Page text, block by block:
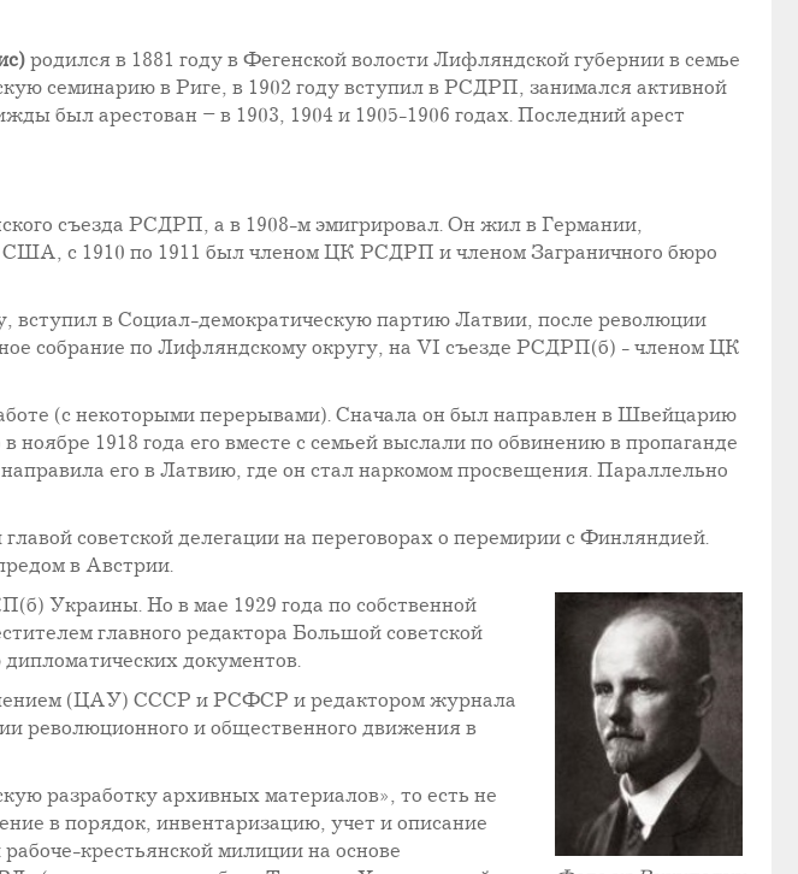
родился в 1881 году в Фегенской волости Лифляндской губернии в семье
семинарию в Риге, в 1902 году вступил в РСДРП, занимался активной
был арестован – в 1903, 1904 и 1905-1906 годах. Последний арест
съезда РСДРП, а в 1908-м эмигрировал. Он жил в Германии,
с 1910 по 1911 был членом ЦК РСДРП и членом Заграничного бюро
вступил в Социал-демократическую партию Латвии, после революции
собрание по Лифляндскому округу, на VI съезде РСДРП(б) - членом ЦК
(с некоторыми перерывами). Сначала он был направлен в Швейцарию
1918 года его вместе с семьей выслали по обвинению в пропаганде
его в Латвию, где он стал наркомом просвещения. Параллельно
советской делегации на переговорах о перемирии с Финляндией.
в Австрии.
Украины. Но в мае 1929 года по собственной
главного редактора Большой советской
документов.
(ЦАУ) СССР и РСФСР и редактором журнала
революционного и общественного движения в
разработку архивных материалов», то есть не
в порядок, инвентаризацию, учет и описание
крестьянской милиции на основе